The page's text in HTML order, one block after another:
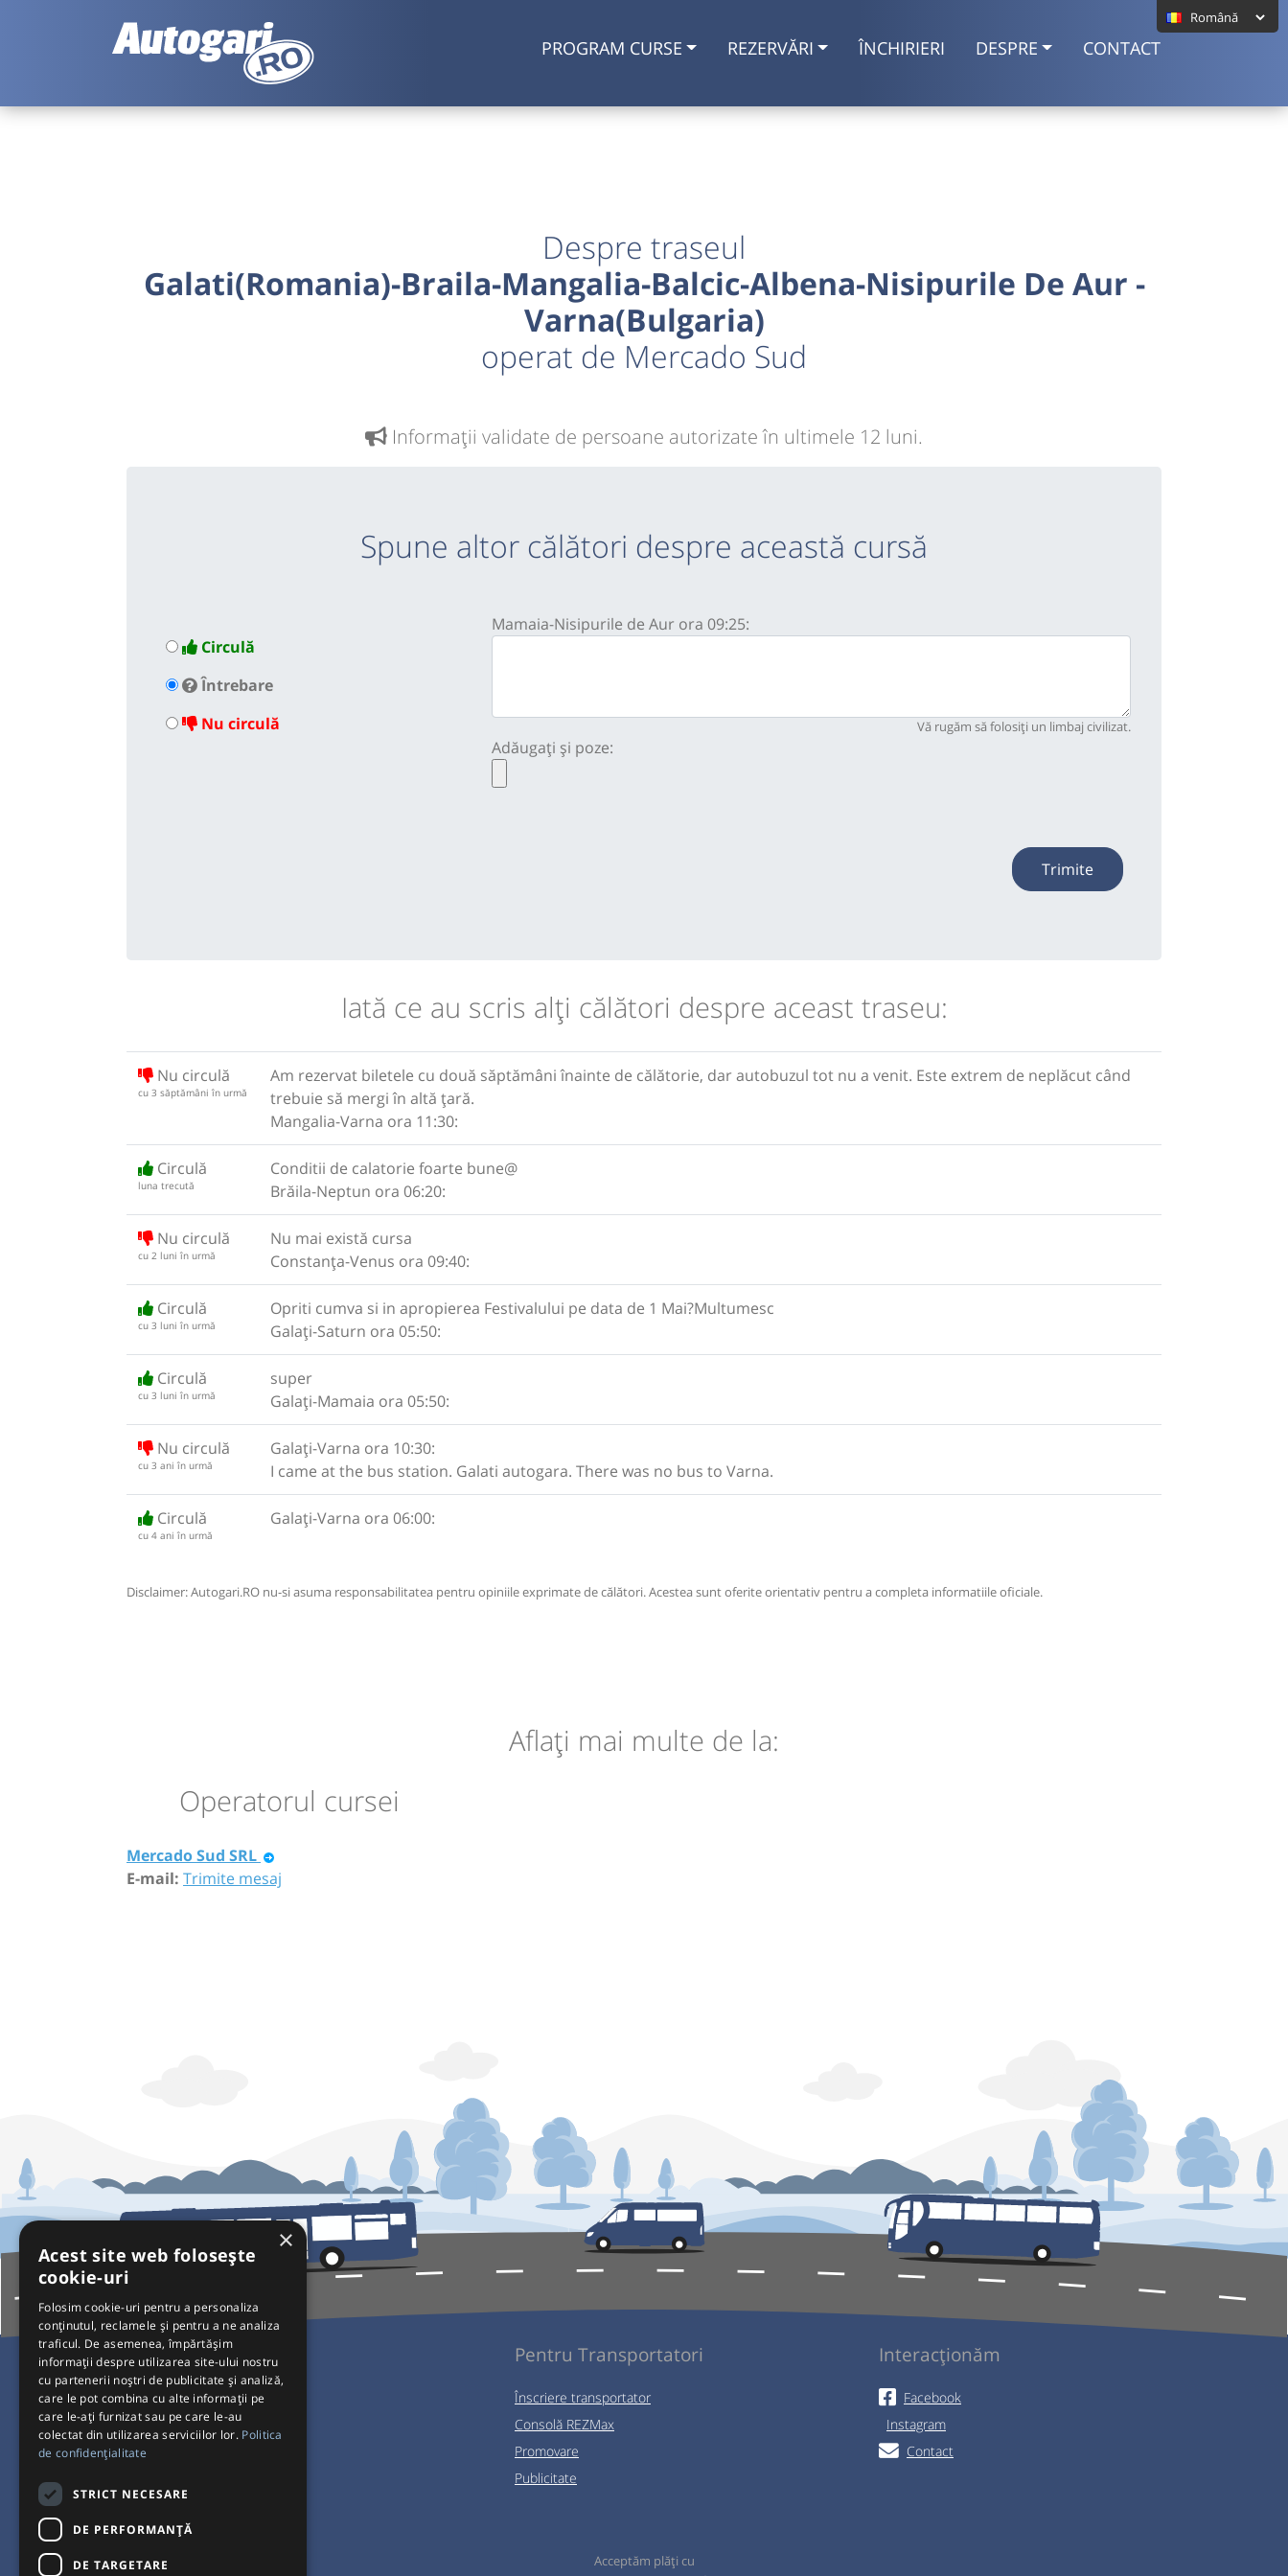
PROGRAM CURSE REZERVĂRI ÎNCHIRIERI DESPRE CONTACT
Despre traseul
Galati(Romania)-Braila-Mangalia-Balcic-Albena-Nisipurile De Aur -
Varna(Bulgaria)
operat de Mercado Sud
Informaţii validate de persoane autorizate în ultimele 12 luni.
Spune altor călători despre această cursă
Circulă
Întrebare
Nu circulă
Mamaia-Nisipurile de Aur ora 09:25:
Vă rugăm să folosiți un limbaj civilizat.
Adăugați și poze:
Trimite
Iată ce au scris alţi călători despre aceast traseu:
Nu circulă
cu 3 săptămâni în urmă
Am rezervat biletele cu două săptămâni înainte de călătorie, dar autobuzul tot nu a venit. Este extrem de neplăcut când
trebuie să mergi în altă țară.
Mangalia-Varna ora 11:30:
Circulă
luna trecută
Conditii de calatorie foarte bune@
Brăila-Neptun ora 06:20:
Nu circulă
cu 2 luni în urmă
Nu mai există cursa
Constanța-Venus ora 09:40:
Circulă
cu 3 luni în urmă
Opriti cumva si in apropierea Festivalului pe data de 1 Mai?Multumesc
Galați-Saturn ora 05:50:
Circulă
cu 3 luni în urmă
super
Galați-Mamaia ora 05:50:
Nu circulă
cu 3 ani în urmă
Galați-Varna ora 10:30:
I came at the bus station. Galati autogara. There was no bus to Varna.
Circulă
cu 4 ani în urmă
Galați-Varna ora 06:00:
Disclaimer: Autogari.RO nu-si asuma responsabilitatea pentru opiniile exprimate de călători. Acestea sunt oferite orientativ pentru a completa informatiile oficiale.
Aflaţi mai multe de la:
Operatorul cursei
Mercado Sud SRL
E-mail: Trimite mesaj
Pentru Călători
Curse autobuz
Plecări/Sosiri
Setări de cookie-uri
Pentru Transportatori
Înscriere transportator
Consolă REZMax
Promovare
Publicitate
Interacționăm
Facebook
Instagram
Contact
Acceptăm plăți cu
×
Acest site web folosește
cookie-uri
Folosim cookie-uri pentru a personaliza
conținutul, reclamele și pentru a ne analiza
traficul. De asemenea, împărtășim
informații despre utilizarea site-ului nostru
cu partenerii noștri de publicitate și analiză,
care le pot combina cu alte informații pe
care le-ați furnizat sau pe care le-au
colectat din utilizarea serviciilor lor. Politica
de confidențialitate
STRICT NECESARE
DE PERFORMANȚĂ
DE TARGETARE